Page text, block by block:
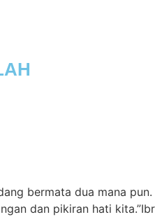
bermata dua mana
dan pikiran hati